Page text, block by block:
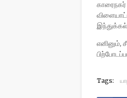
காரைநகர்
எனினும்,
Tags: